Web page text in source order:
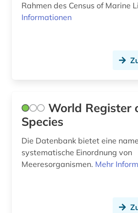
Rahmen des Census of Marine
Informationen
World Register
Species
Die Datenbank bietet eine
systematische Einordnung von
Meeresorganismen. Mehr